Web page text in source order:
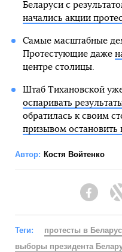
Беларуси с
начались акции
Самые масштабные
Протестующие даже
центре столицы.
Штаб Тихановской
оспаривать
обратилась к своим
призывом остановить
Автор: Костя Войтенко
Теги: протесты в
выборы президента